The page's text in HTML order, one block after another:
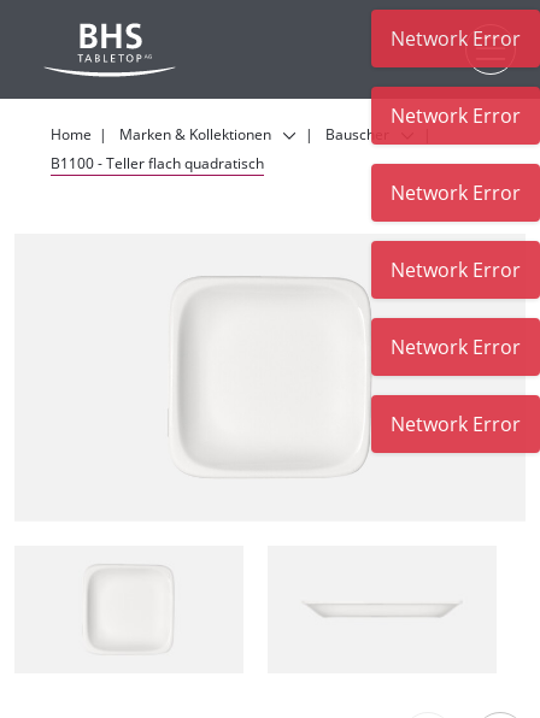
Home Marken & Kollektionen
Bauscher
B1100 - Teller flach quadratisch
Network Error
Network Error
Network Error
Network Error
Network Error
Network Error